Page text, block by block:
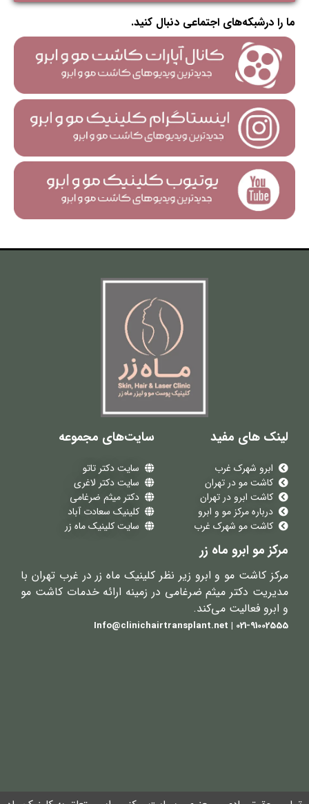
ما را درشبکه‌های اجتماعی دنبال کنید.
لینک های مفید
ابرو شهرک غرب
کاشت مو در تهران
کاشت ابرو در تهران
درباره مرکز مو و ابرو
کاشت مو شهرک غرب
سایت‌های مجموعه
سایت دکتر تاتو
سایت دکتر لاغری
دکتر میثم ضرغامی
کلینیک سعادت آباد
سایت کلینیک ماه زر
مرکز مو ابرو ماه زر
مرکز کاشت مو و ابرو زیر نظر کلینیک ماه زر در غرب تهران با
مدیریت دکتر میثم ضرغامی در زمینه ارائه خدمات کاشت مو
و ابرو فعالیت می‌کند.
021-91002555 | Info@clinichairtransplant.net